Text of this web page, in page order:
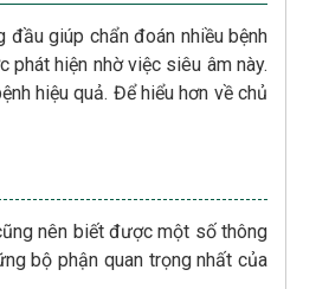
giúp chẩn đoán nhiều bệnh
phát hiện nhờ việc siêu âm này.
hiệu quả. Để hiểu hơn về chủ
nên biết được một số thông
bộ phận quan trọng nhất của